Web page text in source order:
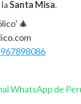
Santa Misa.
🎄
967898086
WhatsApp de